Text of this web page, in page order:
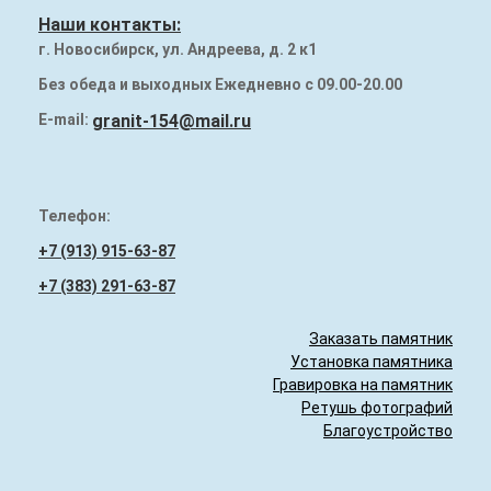
Наши работы
Памятники на могилу
Наши контакты:
г. Новосибирск, ул. Андреева, д. 2 к1
Без обеда и выходных Ежедневно с 09.00-20.00
E-mail: granit-154@mail.ru
Телефон:
+7 (913) 915-63-87
+7 (383) 291-63-87
Заказать памятник
Установка памятника
Гравировка на памятник
Ретушь фотографий
Благоустройство